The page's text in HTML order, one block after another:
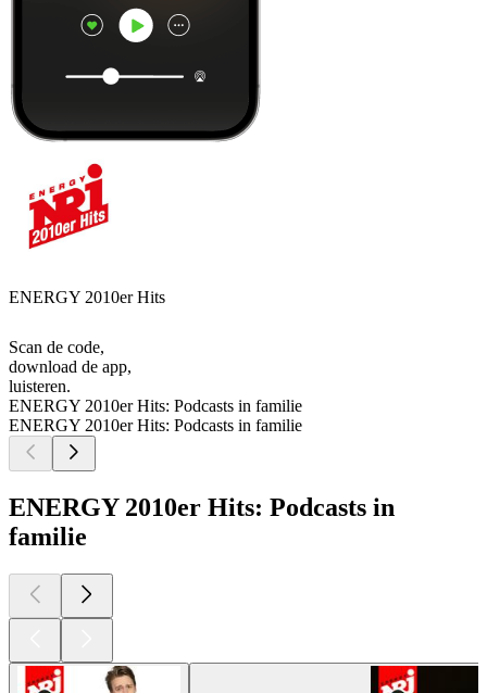
ENERGY 2010er Hits
Scan de code,
download de app,
luisteren.
ENERGY 2010er Hits: Podcasts in familie
ENERGY 2010er Hits: Podcasts in familie
ENERGY 2010er Hits: Podcasts in
familie